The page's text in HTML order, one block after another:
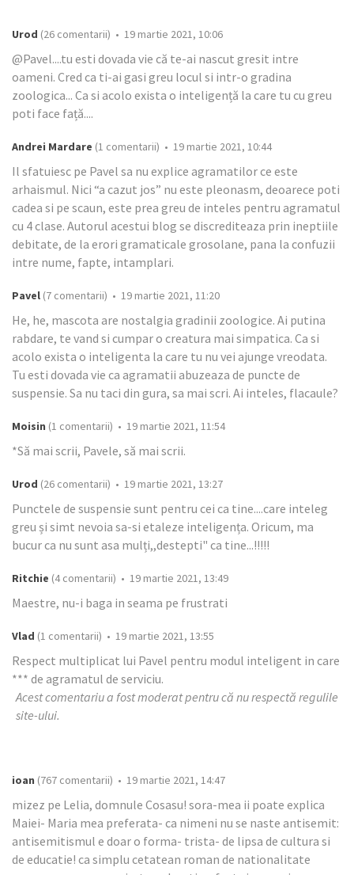
Urod (26 comentarii) • 19 martie 2021, 10:06
@Pavel....tu esti dovada vie că te-ai nascut gresit intre
oameni. Cred ca ti-ai gasi greu locul si intr-o gradina
zoologica... Ca si acolo exista o inteligență la care tu cu greu
poti face față....
Andrei Mardare (1 comentarii) • 19 martie 2021, 10:44
Il sfatuiesc pe Pavel sa nu explice agramatilor ce este
arhaismul. Nici “a cazut jos” nu este pleonasm, deoarece poti
cadea si pe scaun, este prea greu de inteles pentru agramatul
cu 4 clase. Autorul acestui blog se discrediteaza prin ineptiile
debitate, de la erori gramaticale grosolane, pana la confuzii
intre nume, fapte, intamplari.
Pavel (7 comentarii) • 19 martie 2021, 11:20
He, he, mascota are nostalgia gradinii zoologice. Ai putina
rabdare, te vand si cumpar o creatura mai simpatica. Ca si
acolo exista o inteligenta la care tu nu vei ajunge vreodata.
Tu esti dovada vie ca agramatii abuzeaza de puncte de
suspensie. Sa nu taci din gura, sa mai scri. Ai inteles, flacaule?
Moisin (1 comentarii) • 19 martie 2021, 11:54
*Să mai scrii, Pavele, să mai scrii.
Urod (26 comentarii) • 19 martie 2021, 13:27
Punctele de suspensie sunt pentru cei ca tine....care inteleg
greu și simt nevoia sa-si etaleze inteligența. Oricum, ma
bucur ca nu sunt asa mulți,,destepti" ca tine...!!!!!
Ritchie (4 comentarii) • 19 martie 2021, 13:49
Maestre, nu-i baga in seama pe frustrati
Vlad (1 comentarii) • 19 martie 2021, 13:55
Respect multiplicat lui Pavel pentru modul inteligent in care
*** de agramatul de serviciu.
Acest comentariu a fost moderat pentru că nu respectă regulile
site-ului.
ioan (767 comentarii) • 19 martie 2021, 14:47
mizez pe Lelia, domnule Cosasu! sora-mea ii poate explica
Maiei- Maria mea preferata- ca nimeni nu se naste antisemit:
antisemitismul e doar o forma- trista- de lipsa de cultura si
de educatie! ca simplu cetatean roman de nationalitate